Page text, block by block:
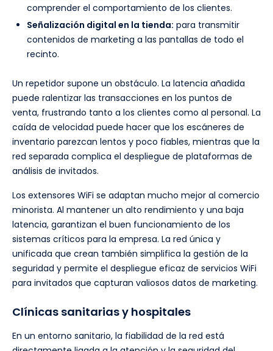
comprender el comportamiento de los clientes.
Señalización digital en la tienda: para transmitir
contenidos de marketing a las pantallas de todo el
recinto.
Un repetidor supone un obstáculo. La latencia añadida
puede ralentizar las transacciones en los puntos de
venta, frustrando tanto a los clientes como al personal. La
caída de velocidad puede hacer que los escáneres de
inventario parezcan lentos y poco fiables, mientras que la
red separada complica el despliegue de plataformas de
análisis de invitados.
Los extensores WiFi se adaptan mucho mejor al comercio
minorista. Al mantener un alto rendimiento y una baja
latencia, garantizan el buen funcionamiento de los
sistemas críticos para la empresa. La red única y
unificada que crean también simplifica la gestión de la
seguridad y permite el despliegue eficaz de servicios WiFi
para invitados que capturan valiosos datos de marketing.
Clínicas sanitarias y hospitales
En un entorno sanitario, la fiabilidad de la red está